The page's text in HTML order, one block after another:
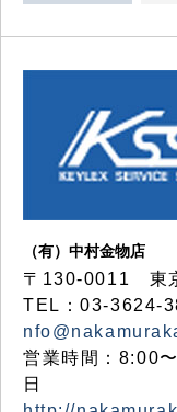
（有）中村金物店
〒130-0011 東
TEL：03-3624-
営業時間：8:00
日